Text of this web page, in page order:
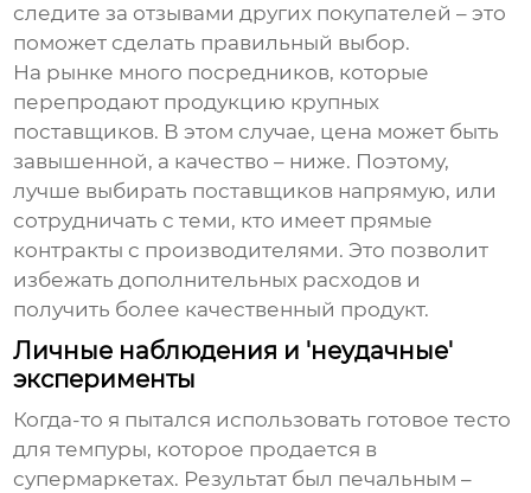
следите за отзывами других покупателей – это
поможет сделать правильный выбор.
На рынке много посредников, которые
перепродают продукцию крупных
поставщиков. В этом случае, цена может быть
завышенной, а качество – ниже. Поэтому,
лучше выбирать поставщиков напрямую, или
сотрудничать с теми, кто имеет прямые
контракты с производителями. Это позволит
избежать дополнительных расходов и
получить более качественный продукт.
Личные наблюдения и 'неудачные'
эксперименты
Когда-то я пытался использовать готовое тесто
для темпуры, которое продается в
супермаркетах. Результат был печальным –